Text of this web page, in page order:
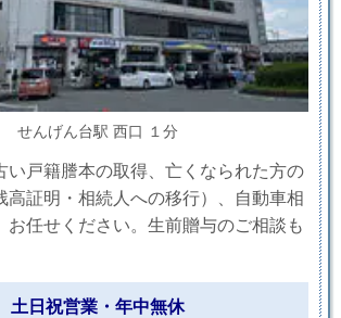
せんげん台駅 西口 １分
い戸籍謄本の取得、亡くなられた方の
高証明・相続人への移行）、自動車相
お任せください。生前贈与のご相談も
土日祝営業・年中無休